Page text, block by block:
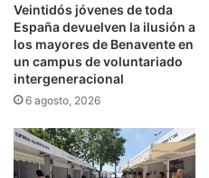
Veintidós jóvenes de toda
España devuelven la ilusión a
los mayores de Benavente en
un campus de voluntariado
intergeneracional
6 agosto, 2026